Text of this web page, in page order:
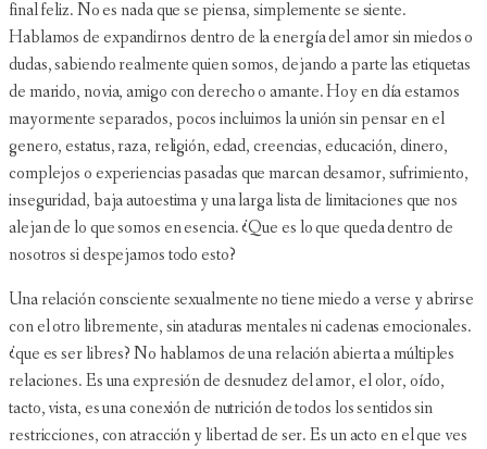
final feliz. No es nada que se piensa, simplemente se siente.
Hablamos de expandirnos dentro de la energía del amor sin miedos o
dudas, sabiendo realmente quien somos, dejando a parte las etiquetas
de marido, novia, amigo con derecho o amante. Hoy en día estamos
mayormente separados, pocos incluimos la unión sin pensar en el
genero, estatus, raza, religión, edad, creencias, educación, dinero,
complejos o experiencias pasadas que marcan desamor, sufrimiento,
inseguridad, baja autoestima y una larga lista de limitaciones que nos
alejan de lo que somos en esencia. ¿Que es lo que queda dentro de
nosotros si despejamos todo esto?
Una relación consciente sexualmente no tiene miedo a verse y abrirse
con el otro libremente, sin ataduras mentales ni cadenas emocionales.
¿que es ser libres? No hablamos de una relación abierta a múltiples
relaciones. Es una expresión de desnudez del amor, el olor, oído,
tacto, vista, es una conexión de nutrición de todos los sentidos sin
restricciones, con atracción y libertad de ser. Es un acto en el que ves